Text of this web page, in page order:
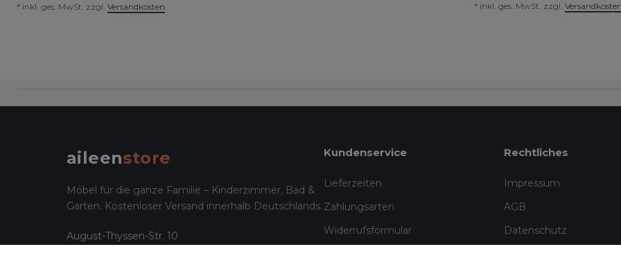
* inkl. ges. MwSt. zzgl. Versandkosten * inkl. ges. MwSt. zzgl. Versandkosten
aileenstore
Möbel für die ganze Familie – Kinderzimmer, Bad &
Garten. Kostenloser Versand innerhalb Deutschlands.
August-Thyssen-Str. 10
Kundenservice
Lieferzeiten
Zahlungsarten
Widerrufsformular
Rechtliches
Impressum
AGB
Datenschutz